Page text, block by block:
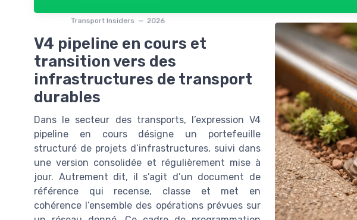
Transport Insiders — 2026
V4 pipeline en cours et
transition vers des
infrastructures de transport
durables
Dans le secteur des transports, l’expression V4
pipeline en cours désigne un portefeuille
structuré de projets d’infrastructures, suivi dans
une version consolidée et régulièrement mise à
jour. Autrement dit, il s’agit d’un document de
référence qui recense, classe et met en
cohérence l’ensemble des opérations prévues sur